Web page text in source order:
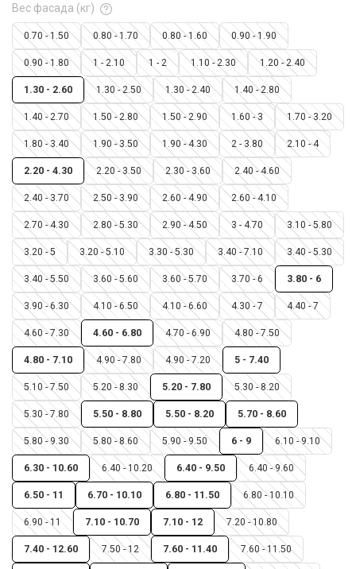
Вес фасада (кг)
0.70 - 1.50 0.80 - 1.70 0.80 - 1.60 0.90 - 1.90
0.90 - 1.80 1 - 2.10 1 - 2 1.10 - 2.30 1.20 - 2.40
1.30 - 2.60 1.30 - 2.50 1.30 - 2.40 1.40 - 2.80
1.40 - 2.70 1.50 - 2.80 1.50 - 2.90 1.60 - 3 1.70 - 3.20
1.80 - 3.40 1.90 - 3.50 1.90 - 4.30 2 - 3.80 2.10 - 4
2.20 - 4.30 2.20 - 3.50 2.30 - 3.60 2.40 - 4.60
2.40 - 3.70 2.50 - 3.90 2.60 - 4.90 2.60 - 4.10
2.70 - 4.30 2.80 - 5.30 2.90 - 4.50 3 - 4.70 3.10 - 5.80
3.20 - 5 3.20 - 5.10 3.30 - 5.30 3.40 - 7.10 3.40 - 5.30
3.40 - 5.50 3.60 - 5.60 3.60 - 5.70 3.70 - 6 3.80 - 6
3.90 - 6.30 4.10 - 6.50 4.10 - 6.60 4.30 - 7 4.40 - 7
4.60 - 7.30 4.60 - 6.80 4.70 - 6.90 4.80 - 7.50
4.80 - 7.10 4.90 - 7.80 4.90 - 7.20 5 - 7.40
5.10 - 7.50 5.20 - 8.30 5.20 - 7.80 5.30 - 8.20
5.30 - 7.80 5.50 - 8.80 5.50 - 8.20 5.70 - 8.60
5.80 - 9.30 5.80 - 8.60 5.90 - 9.50 6 - 9 6.10 - 9.10
6.30 - 10.60 6.40 - 10.20 6.40 - 9.50 6.40 - 9.60
6.50 - 11 6.70 - 10.10 6.80 - 11.50 6.80 - 10.10
6.90 - 11 7.10 - 10.70 7.10 - 12 7.20 - 10.80
7.40 - 12.60 7.50 - 12 7.60 - 11.40 7.60 - 11.50